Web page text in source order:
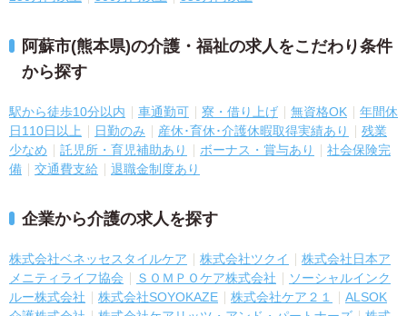
阿蘇市(熊本県)の介護・福祉の求人をこだわり条件
から探す
駅から徒歩10分以内 車通勤可 寮・借り上げ 無資格OK
年間休
日110日以上
日勤のみ 産休･育休･介護休暇取得実績あり
残業
少なめ
託児所・育児補助あり ボーナス・賞与あり
社会保険完
備
交通費支給 退職金制度あり
企業から介護の求人を探す
株式会社ベネッセスタイルケア 株式会社ツクイ
株式会社日本ア
メニティライフ協会
ＳＯＭＰＯケア株式会社
ソーシャルインク
ルー株式会社
株式会社SOYOKAZE 株式会社ケア２１
ALSOK